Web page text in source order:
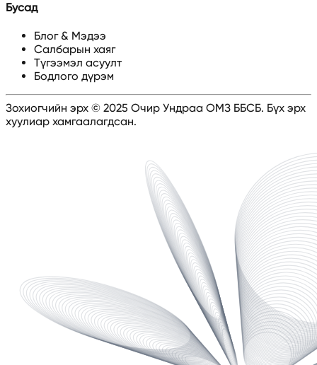
Бусад
Блог & Мэдээ
Салбарын хаяг
Түгээмэл асуулт
Бодлого дүрэм
Зохиогчийн эрх © 2025 Очир Ундраа ОМЗ ББСБ. Бүх эрх
хуулиар хамгаалагдсан.